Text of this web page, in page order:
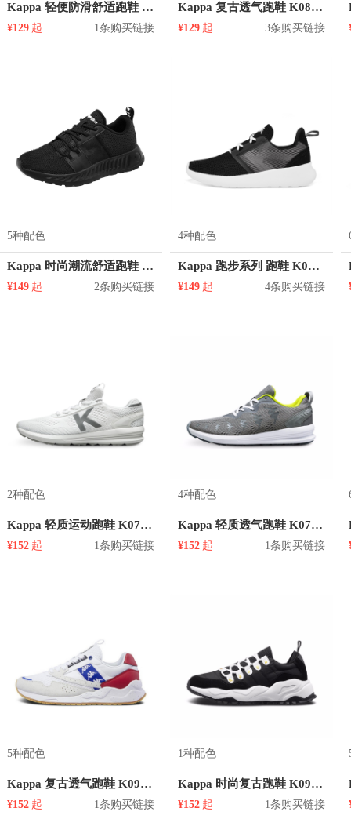
Kappa 轻便防滑舒适跑鞋 K0755MQ83
¥129 起 1条购买链接
Kappa 复古透气跑鞋 K0815MM37D
¥129 起 3条购买链接
5种配色
Kappa 时尚潮流舒适跑鞋 K0AW5MQ33
¥149 起 2条购买链接
4种配色
Kappa 跑步系列 跑鞋 K0AW5MQ22D
¥149 起 4条购买链接
2种配色
Kappa 轻质运动跑鞋 K0725MQ86
¥152 起 1条购买链接
4种配色
Kappa 轻质透气跑鞋 K0715MQ83D
¥152 起 1条购买链接
5种配色
Kappa 复古透气跑鞋 K0915MM66
¥152 起 1条购买链接
1种配色
Kappa 时尚复古跑鞋 K0915MM55D
¥152 起 1条购买链接